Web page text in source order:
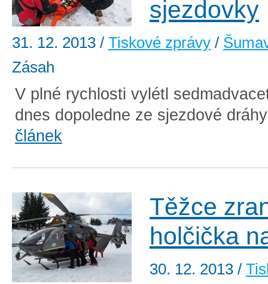
sjezdovky
31. 12. 2013 / Tiskové zprávy /
Zásah
V plné rychlosti vylétl
dnes dopoledne ze sjezdové
článek
Těžce
holčička
30. 12. 2013 /